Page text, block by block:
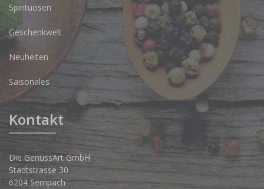
Spirituosen
Geschenkwelt
Neuheiten
Saisonales
Kontakt
Die GenussArt GmbH
Stadtstrasse 30
6204 Sempach